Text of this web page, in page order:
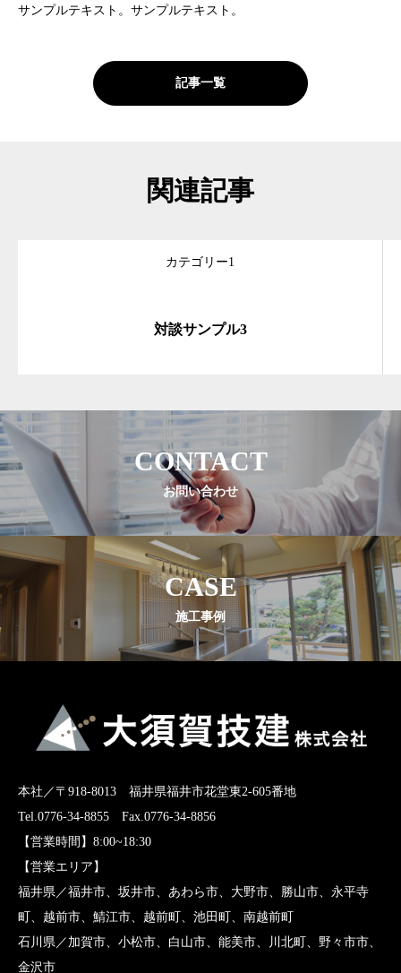
サンプルテキスト。サンプルテキスト。
記事一覧
関連記事
カテゴリー1
対談サンプル3
CONTACT
お問い合わせ
CASE
施工事例
本社／〒918-8013 福井県福井市花堂東2-605番地
Tel.0776-34-8855 Fax.0776-34-8856
【営業時間】8:00~18:30
【営業エリア】
福井県／福井市、坂井市、あわら市、大野市、勝山市、永平寺
町、越前市、鯖江市、越前町、池田町、南越前町
石川県／加賀市、小松市、白山市、能美市、川北町、野々市市、
金沢市